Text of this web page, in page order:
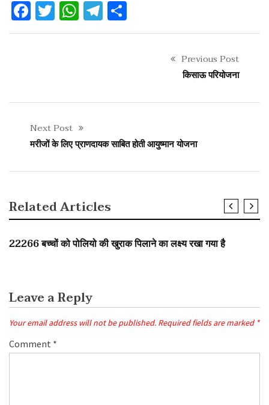
Facebook
Twitter
WhatsApp
Telegram
Previous Post
किसाऊ परियोजना
Next Post
मरीजों के लिए प्राणदायक साबित होती आयुष्मान योजना
Related Articles
22266 बच्चों को पोलियो की खुराक पिलाने का लक्ष्य रखा गया है
Leave a Reply
Your email address will not be published. Required fields are marked *
Comment *